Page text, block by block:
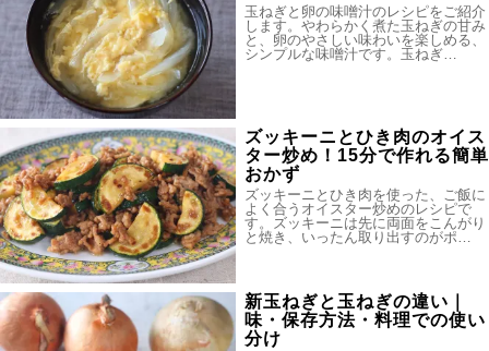
玉ねぎと卵の味噌汁のレシピをご紹介
します。やわらかく煮た玉ねぎの甘み
と、卵のやさしい味わいを楽しめる、
シンプルな味噌汁です。玉ねぎ…
ズッキーニとひき肉のオイス
ター炒め！15分で作れる簡単
おかず
ズッキーニとひき肉を使った、ご飯に
よく合うオイスター炒めのレシピで
す。ズッキーニは先に両面をこんがり
と焼き、いったん取り出すのがポ…
新玉ねぎと玉ねぎの違い｜
味・保存方法・料理での使い
分け